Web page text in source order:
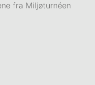
fra Miljøturnéen